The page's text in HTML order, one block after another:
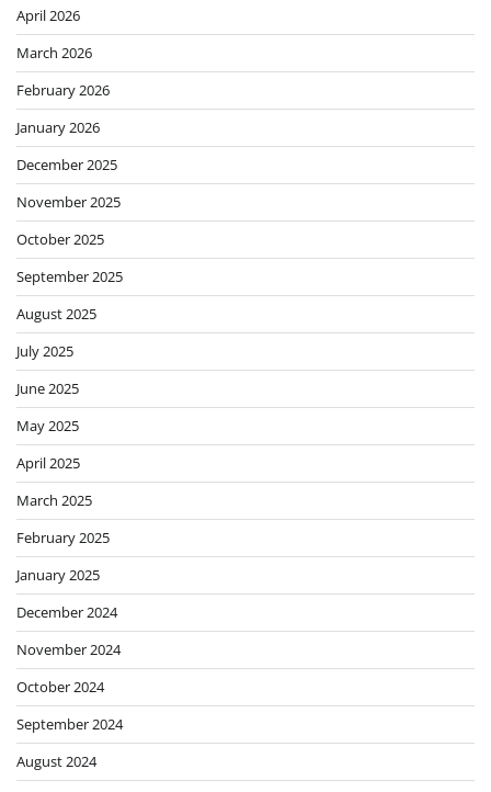
April 2026
March 2026
February 2026
January 2026
December 2025
November 2025
October 2025
September 2025
August 2025
July 2025
June 2025
May 2025
April 2025
March 2025
February 2025
January 2025
December 2024
November 2024
October 2024
September 2024
August 2024